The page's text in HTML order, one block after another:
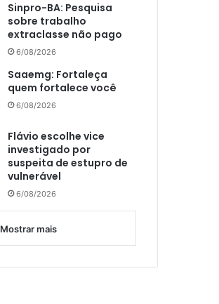
Sinpro-BA: Pesquisa
sobre trabalho
extraclasse não pago
6/08/2026
Saaemg: Fortaleça
quem fortalece você
6/08/2026
Flávio escolhe vice
investigado por
suspeita de estupro de
vulnerável
6/08/2026
Mostrar mais